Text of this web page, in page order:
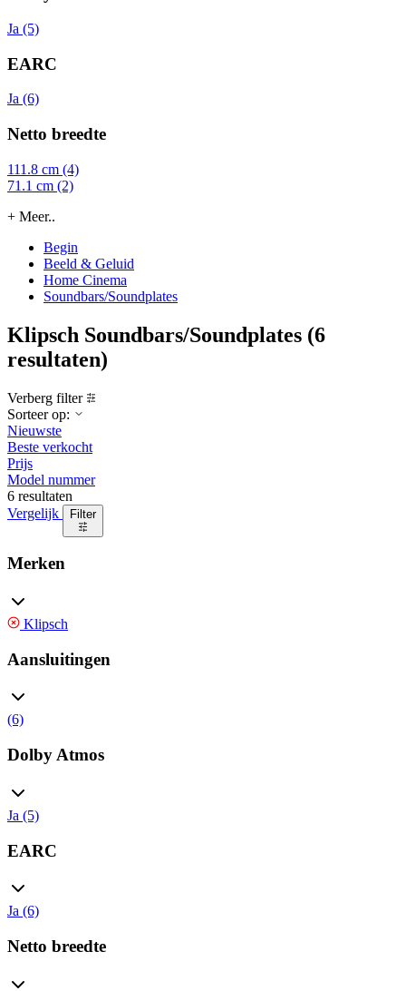
Ja (5)
EARC
Ja (6)
Netto breedte
111.8 cm (4)
71.1 cm (2)
+ Meer..
Begin
Beeld & Geluid
Home Cinema
Soundbars/Soundplates
Klipsch Soundbars/Soundplates (6
resultaten)
Verberg filter
Sorteer op:
Nieuwste
Beste verkocht
Prijs
Model nummer
6 resultaten
Vergelijk
Filter
Merken
Klipsch
Aansluitingen
(6)
Dolby Atmos
Ja (5)
EARC
Ja (6)
Netto breedte